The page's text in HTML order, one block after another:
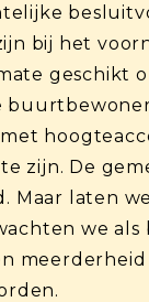
bij het
geschikt
zijn. De
laten
we